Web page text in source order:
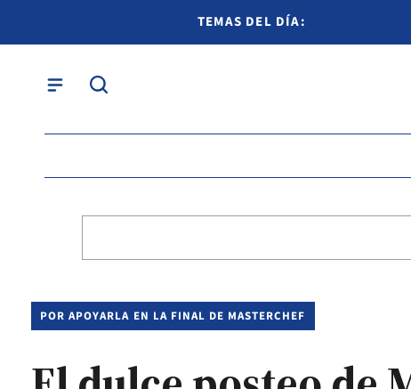
TEMAS DEL DÍA:
POR APOYARLA EN LA FINAL DE MASTERCHEF